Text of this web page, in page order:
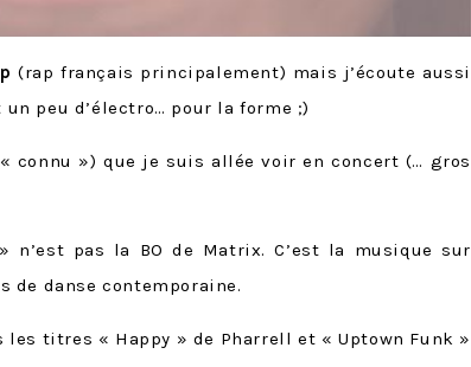
(rap français principalement) mais j’écoute aussi
peu d’électro… pour la forme ;)
connu ») que je suis allée voir en concert (… gros
» n’est pas la BO de Matrix. C’est la musique sur
de danse contemporaine.
les titres « Happy » de Pharrell et « Uptown Funk »